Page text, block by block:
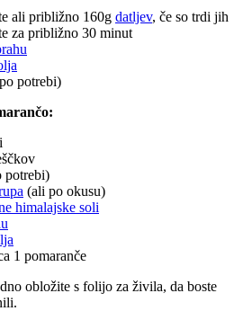
ali približno 160g datljev, če so trdi jih
za približno 30 minut
potrebi)
potrebi)
(ali po okusu)
himalajske soli
1 pomaranče
obložite s folijo za živila, da boste